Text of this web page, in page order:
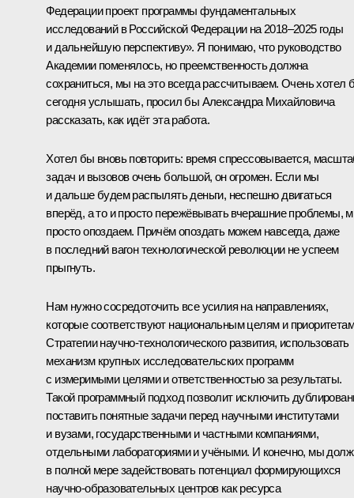
Федерации проект программы фундаментальных
исследований в Российской Федерации на 2018–2025 годы
и дальнейшую перспективу». Я понимаю, что руководство
Академии поменялось, но преемственность должна
сохраниться, мы на это всегда рассчитываем. Очень хотел
сегодня услышать, просил бы Александра Михайловича
рассказать, как идёт эта работа.
Хотел бы вновь повторить: время спрессовывается,
задач и вызовов очень большой, он огромен. Если мы
и дальше будем распылять деньги, неспешно двигаться
вперёд, а то и просто пережёвывать вчерашние проблемы,
просто опоздаем. Причём опоздать можем навсегда, даже
в последний вагон технологической революции не успеем
прыгнуть.
Нам нужно сосредоточить все усилия на направлениях,
которые соответствуют национальным целям и приоритетам
Стратегии научно-технологического развития, использовать
механизм крупных исследовательских программ
с измеримыми целями и ответственностью за результаты.
Такой программный подход позволит исключить
поставить понятные задачи перед научными институтами
и вузами, государственными и частными компаниями,
отдельными лабораториями и учёными. И конечно, мы
в полной мере задействовать потенциал формирующихся
научно-образовательных центров как ресурса